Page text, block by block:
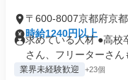
〒600-8007京都府京
時給1240円以上
求めている人材 ●高校
さん、フリーターさん
業界未経験歓迎 +23個